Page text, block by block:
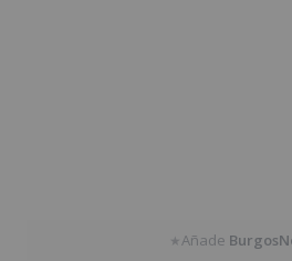
★Añade